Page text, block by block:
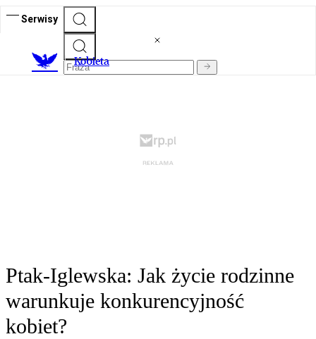
Serwisy
Kobieta
Ptak-Iglewska: Jak życie rodzinne
warunkuje konkurencyjność
kobiet?